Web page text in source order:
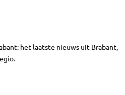
het laatste nieuws uit Brabant,